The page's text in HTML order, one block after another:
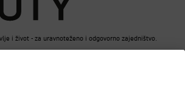
i život - za uravnoteženo i odgovorno zajedništvo.